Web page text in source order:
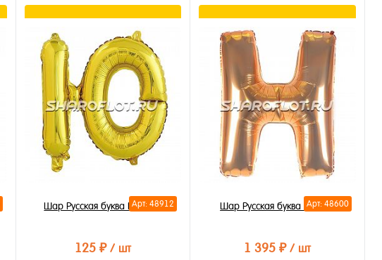
Купить в 1 клик
В избранное
В наличии
Купить в 1 клик
В избранное
В наличии
Арт: 48912
Шар Русская буква Ю 35см
125 ₽ / шт
Арт: 48600
Шар Русская буква Н 85см
1 395 ₽/ шт